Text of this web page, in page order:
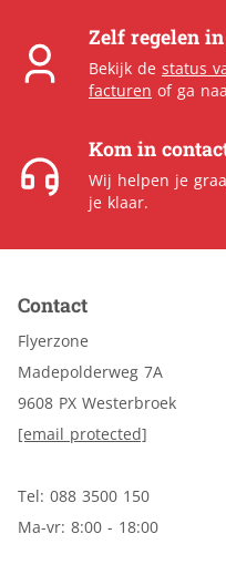
Zelf regelen
Bekijk de status
facturen of ga
Kom in
Wij helpen je
je klaar.
Contact
Flyerzone
Madepolderweg 7A
9608 PX Westerbroek
[email protected]
Tel: 088 3500 150
Ma-vr: 8:00 - 18:00